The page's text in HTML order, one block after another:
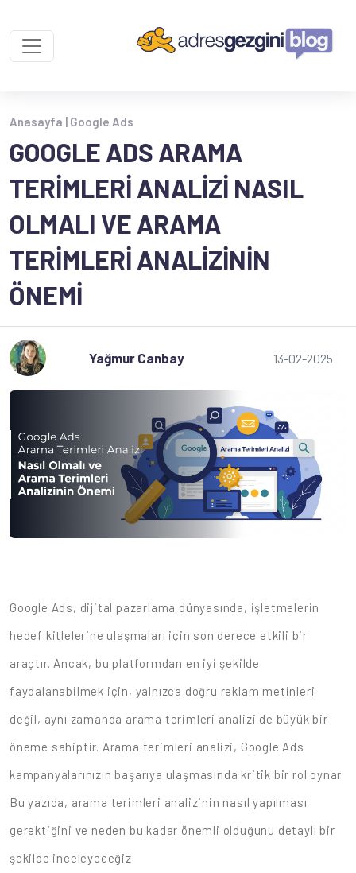
Anasayfa | Google Ads
GOOGLE ADS ARAMA
TERIMLERI ANALIZI NASIL
OLMALI VE ARAMA
TERIMLERI ANALIZININ
ÖNEMI
Yağmur Canbay 13-02-2025
Google Ads, dijital pazarlama dünyasında, işletmelerin
hedef kitlelerine ulaşmaları için son derece etkili bir
araçtır. Ancak, bu platformdan en iyi şekilde
faydalanabilmek için, yalnızca doğru reklam metinleri
değil, aynı zamanda arama terimleri analizi de büyük bir
öneme sahiptir. Arama terimleri analizi, Google Ads
kampanyalarınızın başarıya ulaşmasında kritik bir rol oynar.
Bu yazıda, arama terimleri analizinin nasıl yapılması
gerektiğini ve neden bu kadar önemli olduğunu detaylı bir
şekilde inceleyeceğiz.